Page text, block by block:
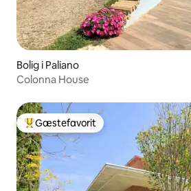
Bolig i Paliano
Colonna House
Bedste gæstefavorit
Gæstefavorit